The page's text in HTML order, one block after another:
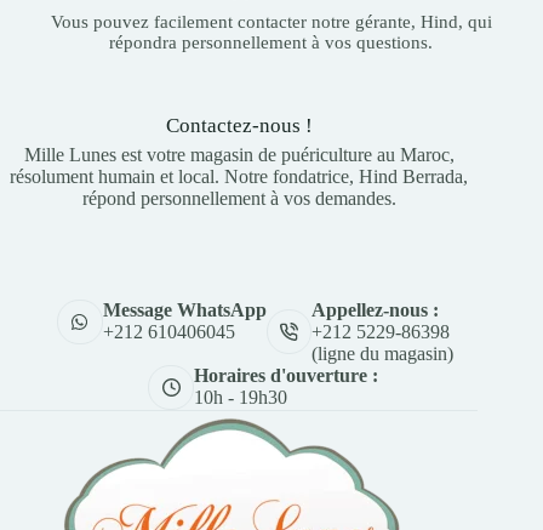
Vous pouvez facilement contacter notre gérante, Hind, qui
répondra personnellement à vos questions.
Contactez-nous !
Mille Lunes est votre magasin de puériculture au Maroc,
résolument humain et local. Notre fondatrice, Hind Berrada,
répond personnellement à vos demandes.
Message WhatsApp
+212 610406045
Appellez-nous :
+212 5229-86398
(ligne du magasin)
Horaires d'ouverture :
10h - 19h30